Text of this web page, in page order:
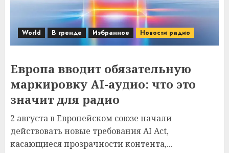
World В тренде Избранное Новости радио
Европа вводит обязательную
маркировку AI-аудио: что это
значит для радио
2 августа в Европейском союзе начали
действовать новые требования AI Act,
касающиеся прозрачности контента,...